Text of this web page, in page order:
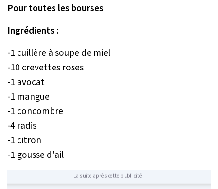
Pour toutes les bourses
Ingrédients :
-1 cuillère à soupe de miel
-10 crevettes roses
-1 avocat
-1 mangue
-1 concombre
-4 radis
-1 citron
-1 gousse d'ail
La suite après cette publicité